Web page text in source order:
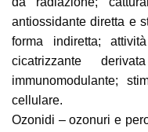
antiossidante diretta e
forma indiretta;
cicatrizzante
immunomodulante;
cellulare.
Ozonidi – ozonuri e